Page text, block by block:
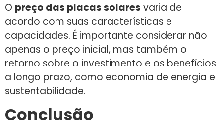
O preço das placas solares varia de
acordo com suas características e
capacidades. É importante considerar não
apenas o preço inicial, mas também o
retorno sobre o investimento e os benefícios
a longo prazo, como economia de energia e
sustentabilidade.
Conclusão